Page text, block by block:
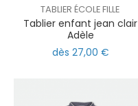
TABLIER ÉCOLE FILLE
Tablier enfant jean clair
Adèle
dès 27,00 €